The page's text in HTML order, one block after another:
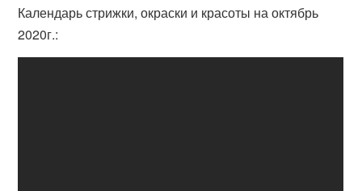
Календарь стрижки, окраски и красоты на октябрь
2020г.: